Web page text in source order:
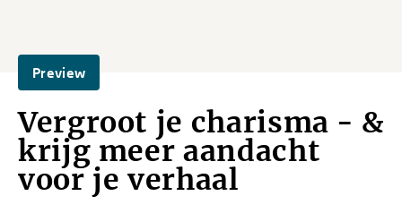
Preview
Vergroot je charisma - &
krijg meer aandacht
voor je verhaal